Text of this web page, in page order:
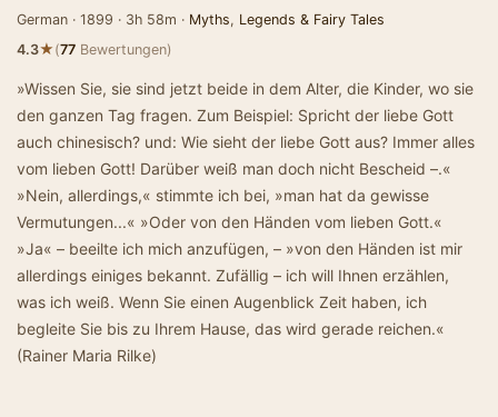
German · 1899 · 3h 58m · Myths, Legends & Fairy Tales
4.3★(77 Bewertungen)
»Wissen Sie, sie sind jetzt beide in dem Alter, die Kinder, wo sie
den ganzen Tag fragen. Zum Beispiel: Spricht der liebe Gott
auch chinesisch? und: Wie sieht der liebe Gott aus? Immer alles
vom lieben Gott! Darüber weiß man doch nicht Bescheid –.«
»Nein, allerdings,« stimmte ich bei, »man hat da gewisse
Vermutungen...« »Oder von den Händen vom lieben Gott.«
»Ja« – beeilte ich mich anzufügen, – »von den Händen ist mir
allerdings einiges bekannt. Zufällig – ich will Ihnen erzählen,
was ich weiß. Wenn Sie einen Augenblick Zeit haben, ich
begleite Sie bis zu Ihrem Hause, das wird gerade reichen.«
(Rainer Maria Rilke)